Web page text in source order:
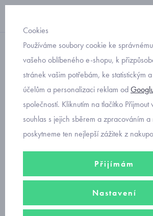
barevné
multifuknční
bermudy Mayoral
Cookies
Používáme soubory cookie ke
vašeho oblíbeného e-shopu, k
stránek vašim potřebám, ke statistickým
účelům a personalizaci reklam od
společností. Kliknutím na tlačítko Přijmout
souhlas s jejich sběrem a zpracováním a
poskytneme ten nejlepší zážitek z
Přijímám
Nastavení